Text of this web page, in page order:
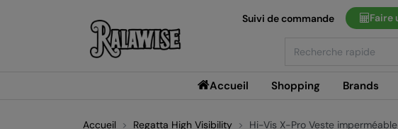
Accueil Shopping Brands
Suivi de commande Faire
Accueil Regatta High Visibility Hi-Vis X-Pro Veste